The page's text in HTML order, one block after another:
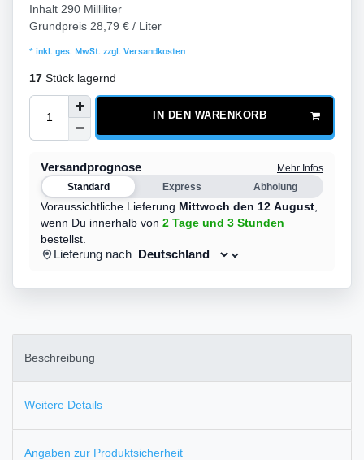
Inhalt 290 Milliliter
Grundpreis 28,79 € / Liter
* inkl. ges. MwSt. zzgl. Versandkosten
17 Stück lagernd
IN DEN WARENKORB
Versandprognose
Mehr Infos
Standard
Express Abholung
Voraussichtliche Lieferung Mittwoch den 12 August
wenn Du innerhalb von 2 Tage und 3 Stunden
bestellst.
Lieferung nach
Beschreibung
Weitere Details
Angaben zur Produktsicherheit